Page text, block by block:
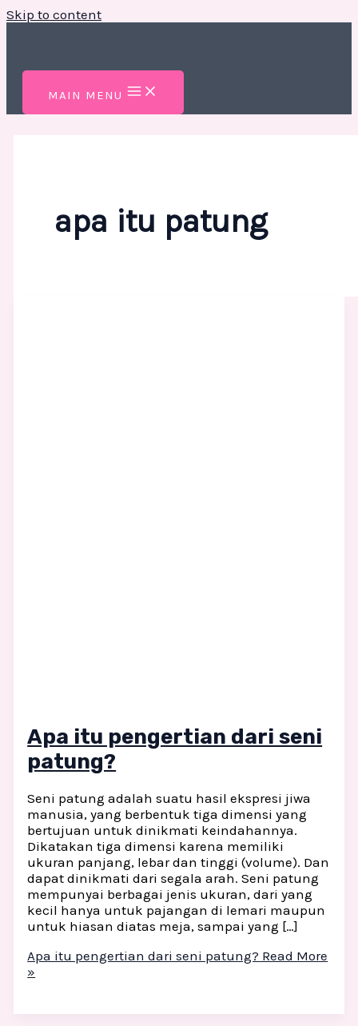
Skip to content
MAIN MENU
apa itu patung
Apa itu pengertian dari seni
patung?
Seni patung adalah suatu hasil ekspresi jiwa
manusia, yang berbentuk tiga dimensi yang
bertujuan untuk dinikmati keindahannya.
Dikatakan tiga dimensi karena memiliki
ukuran panjang, lebar dan tinggi (volume). Dan
dapat dinikmati dari segala arah. Seni patung
mempunyai berbagai jenis ukuran, dari yang
kecil hanya untuk pajangan di lemari maupun
untuk hiasan diatas meja, sampai yang […]
Apa itu pengertian dari seni patung? Read More
»